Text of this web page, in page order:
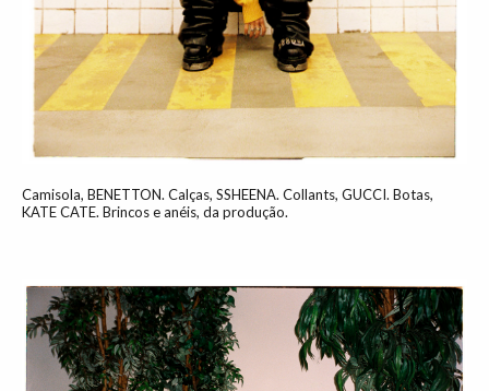
Camisola, BENETTON. Calças, SSHEENA. Collants, GUCCI. Botas,
KATE CATE. Brincos e anéis, da produção.